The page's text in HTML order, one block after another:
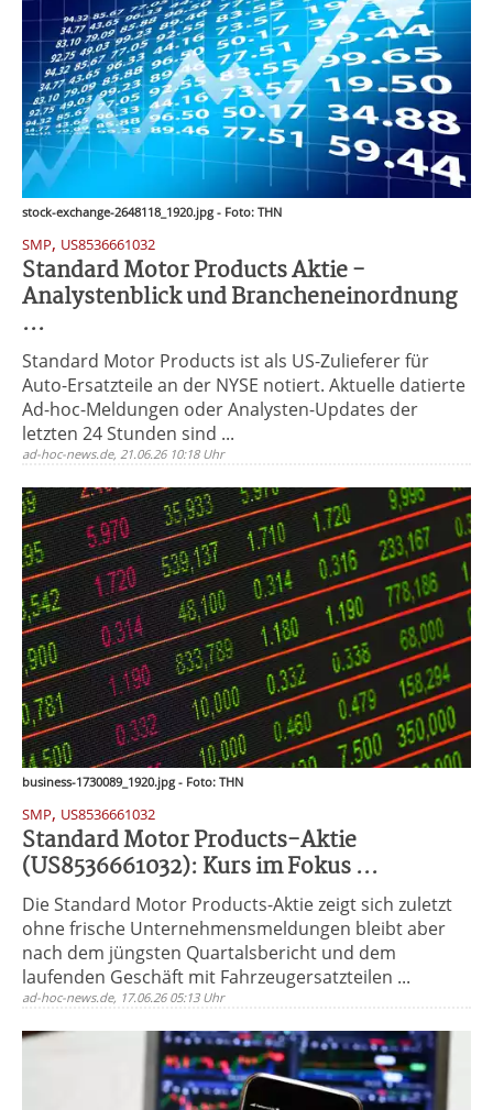
stock-exchange-2648118_1920.jpg - Foto: THN
SMP, US8536661032
Standard Motor Products Aktie -
Analystenblick und Brancheneinordnung
...
Standard Motor Products ist als US-Zulieferer für
Auto-Ersatzteile an der NYSE notiert. Aktuelle datierte
Ad-hoc-Meldungen oder Analysten-Updates der
letzten 24 Stunden sind ...
ad-hoc-news.de, 21.06.26 10:18 Uhr
business-1730089_1920.jpg - Foto: THN
SMP, US8536661032
Standard Motor Products-Aktie
(US8536661032): Kurs im Fokus ...
Die Standard Motor Products-Aktie zeigt sich zuletzt
ohne frische Unternehmensmeldungen bleibt aber
nach dem jüngsten Quartalsbericht und dem
laufenden Geschäft mit Fahrzeugersatzteilen ...
ad-hoc-news.de, 17.06.26 05:13 Uhr